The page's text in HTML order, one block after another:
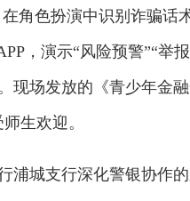
在角色扮演中识别诈骗
，演示“风险预警”“举
现场发放的《青少年金
生欢迎。
浦城支行深化警银协作